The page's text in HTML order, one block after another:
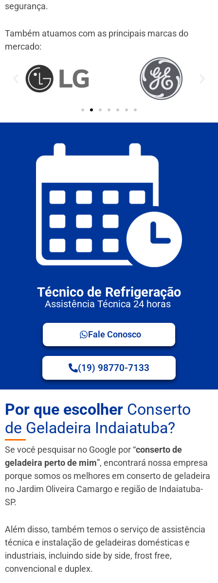
segurança.
Também atuamos com as principais marcas do
mercado:
Técnico de Refrigeração
Assistência Técnica 24 horas
Fale Conosco
(19) 98770-7133
Por que escolher Conserto
de Geladeira Indaiatuba?
Se você pesquisar no Google por “conserto de
geladeira perto de mim”, encontrará nossa empresa
porque somos os melhores em conserto de geladeira
no Jardim Oliveira Camargo e região de Indaiatuba-
SP.
Além disso, também temos o serviço de assistência
técnica e instalação de geladeiras domésticas e
industriais, incluindo side by side, frost free,
convencional e duplex.